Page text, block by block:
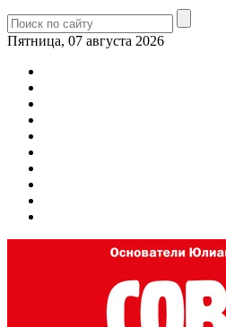
Пятница, 07 августа 2026